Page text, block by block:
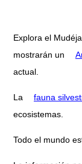
Explora el
mostrarán un
actual.
La fauna
ecosistemas.
Todo el mundo